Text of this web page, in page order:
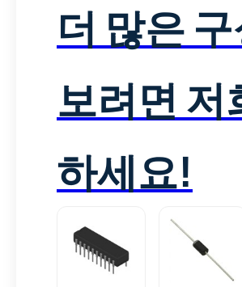
더 많은
보려면 저
하세요!